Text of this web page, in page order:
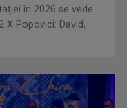
în 2026 se vede
X Popovici: David,